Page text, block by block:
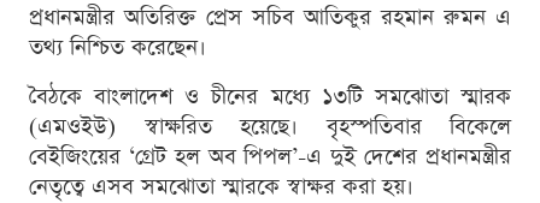
প্রধানমন্ত্রীর অতিরিক্ত প্রেস সচিব আতিকুর রহমান রুমন এ
তথ্য নিশ্চিত করেছেন।
বৈঠকে বাংলাদেশ ও চীনের মধ্যে ১৩টি সমঝোতা স্মারক
(এমওইউ) স্বাক্ষরিত হয়েছে। বৃহস্পতিবার বিকেলে
বেইজিংয়ের ‘গ্রেট হল অব পিপল’-এ দুই দেশের প্রধানমন্ত্রীর
নেতৃত্বে এসব সমঝোতা স্মারকে স্বাক্ষর করা হয়।